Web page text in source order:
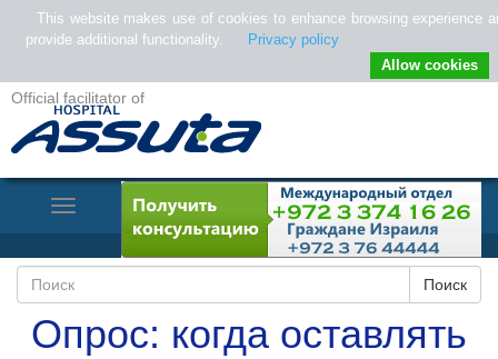
Official facilitator of
Toggle
Navigation
Опрос: когда оставлять
This website makes use of cookies to enhance browsing experience
provide additional functionality.
Privacy policy
Allow cookies